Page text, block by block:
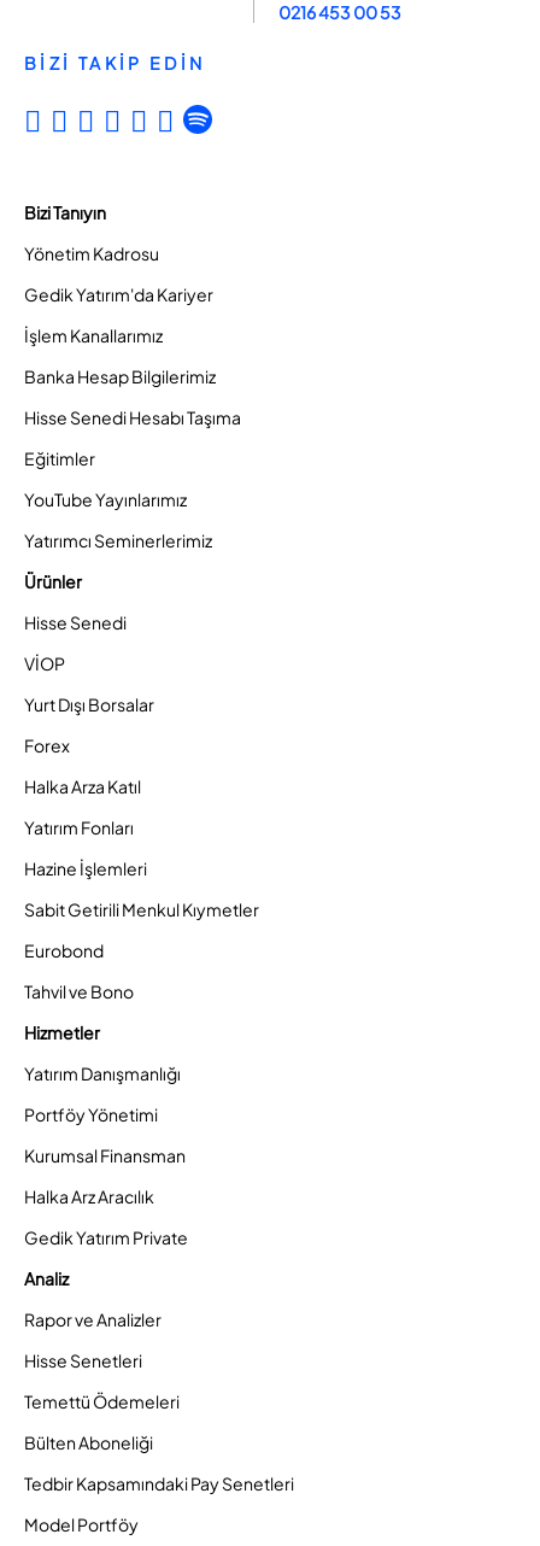
0216 453 00 53
BİZİ TAKİP EDİN
Bizi Tanıyın
Yönetim Kadrosu
Gedik Yatırım'da Kariyer
İşlem Kanallarımız
Banka Hesap Bilgilerimiz
Hisse Senedi Hesabı Taşıma
Eğitimler
YouTube Yayınlarımız
Yatırımcı Seminerlerimiz
Ürünler
Hisse Senedi
VİOP
Yurt Dışı Borsalar
Forex
Halka Arza Katıl
Yatırım Fonları
Hazine İşlemleri
Sabit Getirili Menkul Kıymetler
Eurobond
Tahvil ve Bono
Hizmetler
Yatırım Danışmanlığı
Portföy Yönetimi
Kurumsal Finansman
Halka Arz Aracılık
Gedik Yatırım Private
Analiz
Rapor ve Analizler
Hisse Senetleri
Temettü Ödemeleri
Bülten Aboneliği
Tedbir Kapsamındaki Pay Senetleri
Model Portföy